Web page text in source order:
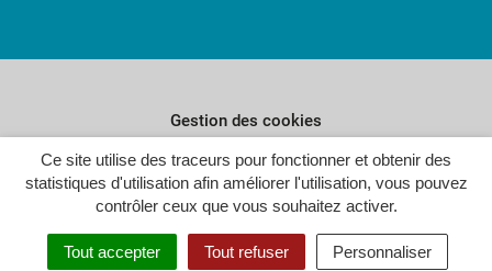
Ce site utilise des traceurs pour fonctionner et obtenir des
statistiques d'utilisation afin améliorer l'utilisation, vous pouvez
contrôler ceux que vous souhaitez activer.
Tout accepter Tout refuser Personnaliser
Gestion des cookies
Plan du site
Politique de confidentialité
Crédits